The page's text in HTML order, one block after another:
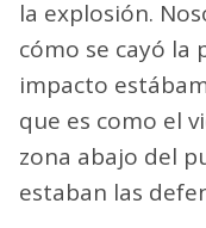
la explosión.
cómo se cayó la
impacto
que es como el
zona abajo del
estaban las